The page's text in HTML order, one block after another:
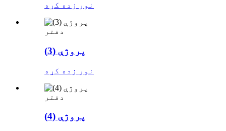
نور زده کړه
دفتر
پروژې (3)
نور زده کړه
دفتر
پروژې (4)